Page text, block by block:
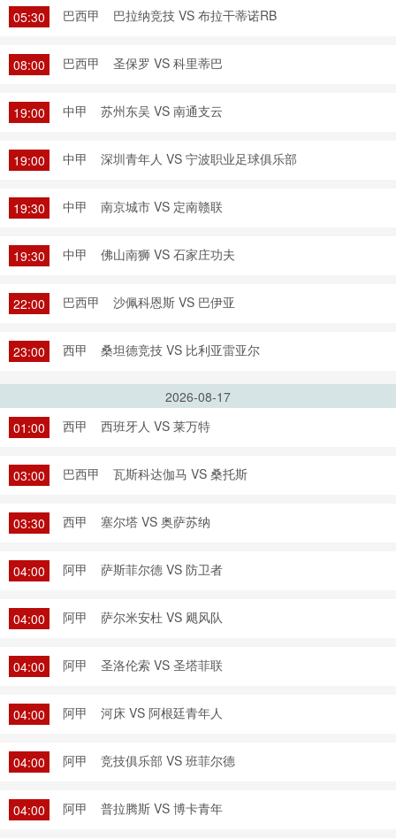
05:30 巴西甲 巴拉纳竞技 VS 布拉干蒂诺RB
08:00 巴西甲 圣保罗 VS 科里蒂巴
19:00 中甲 苏州东吴 VS 南通支云
19:00 中甲 深圳青年人 VS 宁波职业足球俱乐部
19:30 中甲 南京城市 VS 定南赣联
19:30 中甲 佛山南狮 VS 石家庄功夫
22:00 巴西甲 沙佩科恩斯 VS 巴伊亚
23:00 西甲 桑坦德竞技 VS 比利亚雷亚尔
2026-08-17
01:00
西甲 西班牙人 VS 莱万特
03:00 巴西甲 瓦斯科达伽马 VS 桑托斯
03:30 西甲 塞尔塔 VS 奥萨苏纳
04:00 阿甲 萨斯菲尔德 VS 防卫者
04:00 阿甲 萨尔米安杜 VS 飓风队
04:00 阿甲 圣洛伦索 VS 圣塔菲联
04:00 阿甲 河床 VS 阿根廷青年人
04:00 阿甲 竞技俱乐部 VS 班菲尔德
04:00 阿甲 普拉腾斯 VS 博卡青年